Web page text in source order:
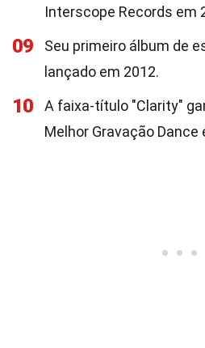
Interscope Records em
09
Seu primeiro álbum de
lançado em 2012.
10
A faixa-título "Clarity"
Melhor Gravação Dance